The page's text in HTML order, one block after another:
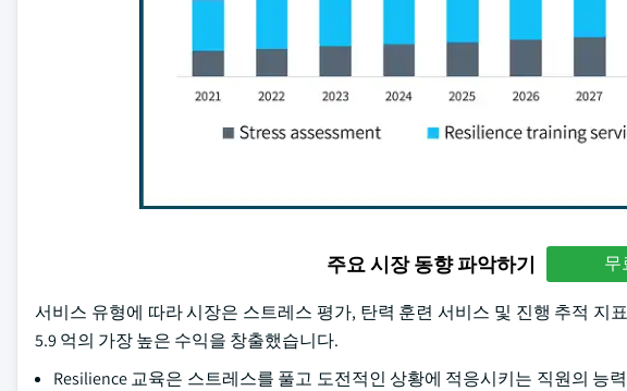
주요 시장 동향 파악하기 무
서비스 유형에 따라 시장은 스트레스 평가, 탄력 훈련 서비스 및 진행 추적 지
5.9 억의 가장 높은 수익을 창출했습니다.
Resilience 교육은 스트레스를 풀고 도전적인 상황에 적응시키는 직원의 능